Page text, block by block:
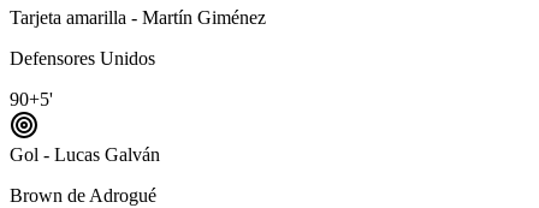
Tarjeta amarilla - Martín Giménez
Defensores Unidos
90+5'
Gol - Lucas Galván
Brown de Adrogué